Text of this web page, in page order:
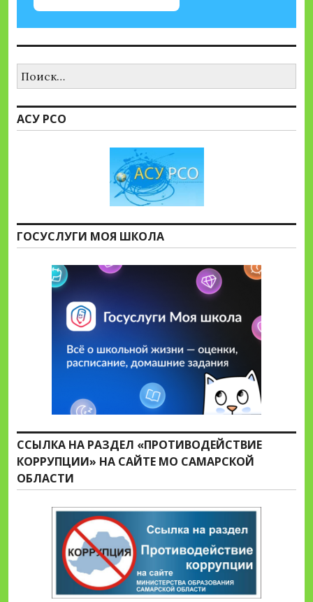
АСУ РСО
ГОСУСЛУГИ МОЯ ШКОЛА
ССЫЛКА НА РАЗДЕЛ «ПРОТИВОДЕЙСТВИЕ
КОРРУПЦИИ» НА САЙТЕ МО САМАРСКОЙ
ОБЛАСТИ